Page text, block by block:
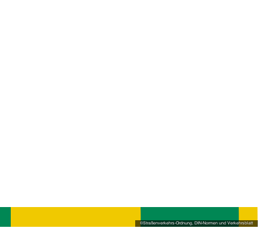
©Straßenverkehrs-Ordnung, DIN-Normen und Verkehrsblatt